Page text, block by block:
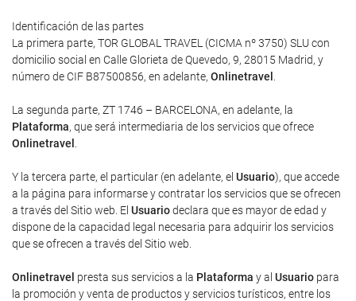
Identificación de las partes
La primera parte, TOR GLOBAL TRAVEL (CICMA nº 3750) SLU con
domicilio social en Calle Glorieta de Quevedo, 9, 28015 Madrid, y
número de CIF B87500856, en adelante, Onlinetravel
La segunda parte, ZT 1746 – BARCELONA, en adelante, la
Plataforma, que será intermediaria de los servicios que ofrece
Onlinetravel
Y la tercera parte, el particular (en adelante, el Usuario), que accede
a la página para informarse y contratar los servicios que se ofrecen
a través del Sitio web. El Usuariodeclara que es mayor de edad y
dispone de la capacidad legal necesaria para adquirir los servicios
que se ofrecen a través del Sitio web.
Onlinetravel presta sus servicios a la Plataforma y al Usuario para
la promoción y venta de productos y servicios turísticos, entre los